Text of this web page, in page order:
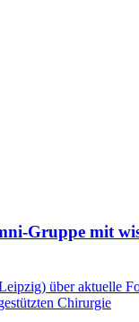
Gruppe mit
über aktuelle
Chirurgie